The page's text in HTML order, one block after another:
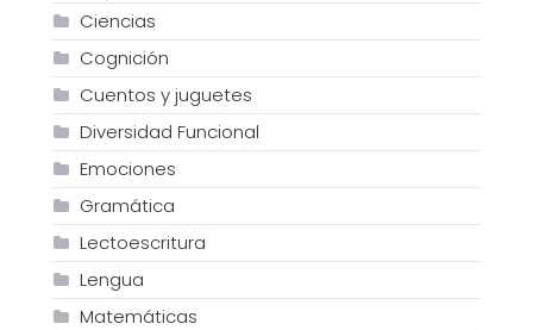
Ciencias
Cognición
Cuentos y juguetes
Diversidad Funcional
Emociones
Gramática
Lectoescritura
Lengua
Matemáticas